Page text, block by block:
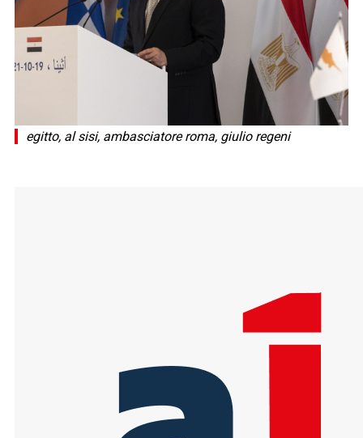
egitto, al sisi, ambasciatore roma, giulio regeni